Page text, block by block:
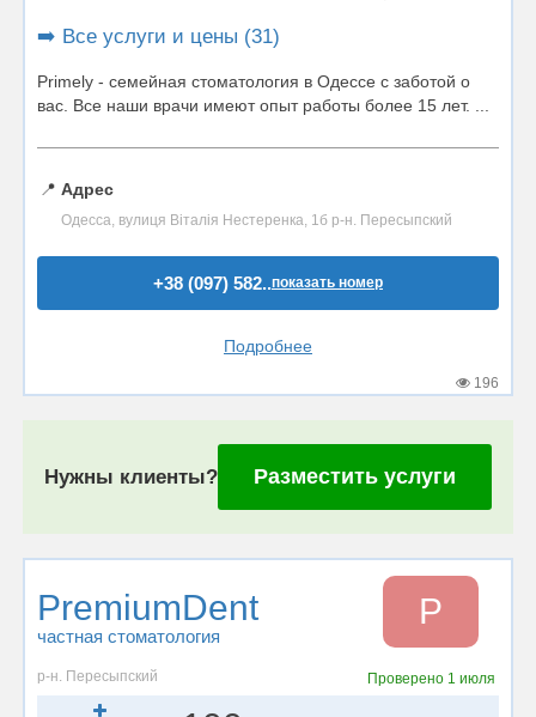
➡️ Все услуги и цены (31)
Primely - семейная стоматология в Одессе с заботой о
вас. Все наши врачи имеют опыт работы более 15 лет. ...
📍 Адрес
Одесса, вулиця Віталія Нестеренка, 1б р-н. Пересыпский
+38 (097) 582..показать номер
Подробнее
196
Нужны клиенты? Разместить услуги
PremiumDent
частная стоматология
P
р-н. Пересыпский Проверено 1 июля